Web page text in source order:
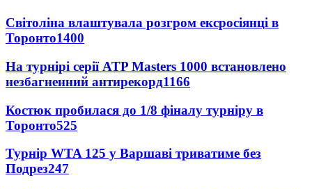
Світоліна влаштувала розгром ексросіянці в
Торонто1400
На турнірі серії ATP Masters 1000 встановлено
незбагненний антирекорд1166
Костюк пробилася до 1/8 фіналу турніру в
Торонто525
Турнір WTA 125 у Варшаві триватиме без
Подрез247